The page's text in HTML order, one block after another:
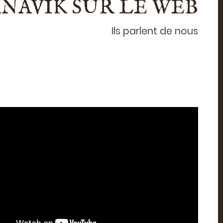
SUR LE WEB
Ils parlent de nous